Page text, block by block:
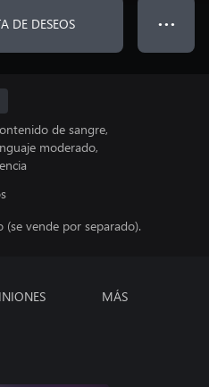
DE DESEOS ● ● ●
de sangre,
moderado,
vende por separado).
MÁS